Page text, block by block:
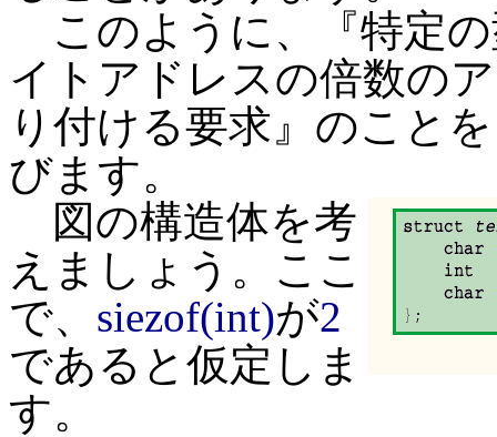
このように、『特定
イトアドレスの倍数の
り付ける要求』のこと
びます。
図の構造体を考
えましょう。ここ
で、 siezof(int)が2
であると仮定しま
す。